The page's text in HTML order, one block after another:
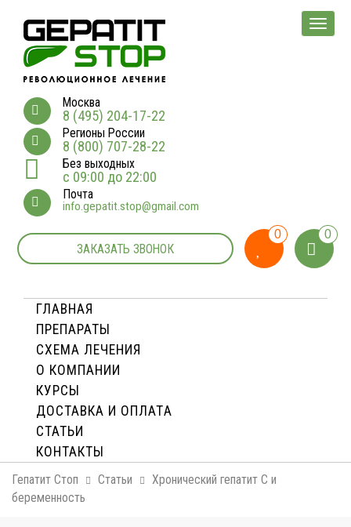
Москва
8 (495) 204-17-22
Регионы России
8 (800) 707-28-22
Без выходных
с 09:00 до 22:00
Почта
info.gepatit.stop@gmail.com
ЗАКАЗАТЬ ЗВОНОК
0 0
ГЛАВНАЯ
ПРЕПАРАТЫ
СХЕМА ЛЕЧЕНИЯ
О КОМПАНИИ
КУРСЫ
ДОСТАВКА И ОПЛАТA
СТАТЬИ
КОНТАКТЫ
Гепатит Стоп Статьи
Хронический гепатит С и
беременность